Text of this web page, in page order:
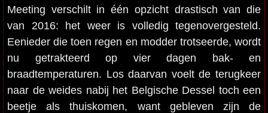
Meeting verschilt in één opzicht drastisch van die
van 2016: het weer is volledig tegenovergesteld.
Eenieder die toen regen en modder trotseerde, wordt
nu getrakteerd op vier dagen bak- en
braadtemperaturen. Los daarvan voelt de terugkeer
naar de weides nabij het Belgische Dessel toch een
beetje als thuiskomen, want gebleven zijn de